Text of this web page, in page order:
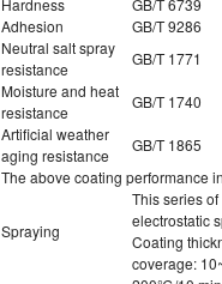
Adhesion
GB/T 9286
Neutral salt spray
resistance
GB/T 1771
Moisture and heat
resistance
GB/T 1740
Artificial weather
aging resistance
GB/T 1865
The above coating performance
Spraying
This series
electrostatic
Coating
coverage: